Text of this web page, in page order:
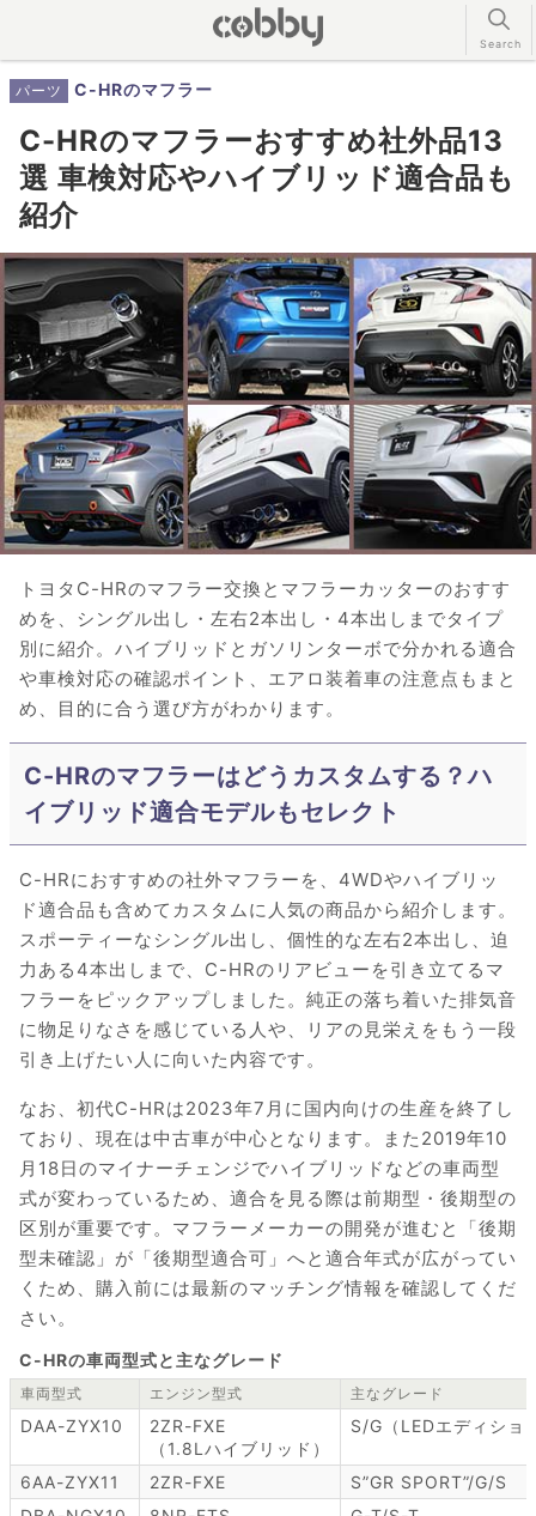
パーツ C-HRのマフラー
C-HRのマフラーおすすめ社外品13
選 車検対応やハイブリッド適合品も
紹介
トヨタC-HRのマフラー交換とマフラーカッターのおすす
めを、シングル出し・左右2本出し・4本出しまでタイプ
別に紹介。ハイブリッドとガソリンターボで分かれる適合
や車検対応の確認ポイント、エアロ装着車の注意点もまと
め、目的に合う選び方がわかります。
C-HRのマフラーはどうカスタムする？ハ
イブリッド適合モデルもセレクト
C-HRにおすすめの社外マフラーを、4WDやハイブリッ
ド適合品も含めてカスタムに人気の商品から紹介します。
スポーティーなシングル出し、個性的な左右2本出し、迫
力ある4本出しまで、C-HRのリアビューを引き立てるマ
フラーをピックアップしました。純正の落ち着いた排気音
に物足りなさを感じている人や、リアの見栄えをもう一段
引き上げたい人に向いた内容です。
なお、初代C-HRは2023年7月に国内向けの生産を終了し
ており、現在は中古車が中心となります。また2019年10
月18日のマイナーチェンジでハイブリッドなどの車両型
式が変わっているため、適合を見る際は前期型・後期型の
区別が重要です。マフラーメーカーの開発が進むと「後期
型未確認」が「後期型適合可」へと適合年式が広がってい
くため、購入前には最新のマッチング情報を確認してくだ
さい。
C-HRの車両型式と主なグレード
車両型式 エンジン型式 主なグレード
DAA-ZYX10
2ZR-FXE
（1.8Lハイブリッド）
S/G（LEDエディショ
6AA-ZYX11 2ZR-FXE
S”GR SPORT”/G/S